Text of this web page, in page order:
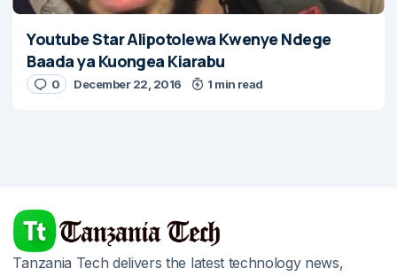
Youtube Star Alipotolewa Kwenye Ndege
Baada ya Kuongea Kiarabu
0 December 22, 2016 1 min read
Tanzania Tech delivers the latest technology news,